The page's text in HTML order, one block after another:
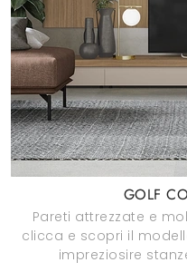
GOLF
Pareti attrezzate e
clicca e scopri il
impreziosire